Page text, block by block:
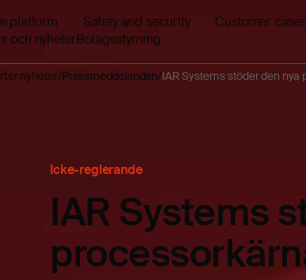
platform Safety and security Customer
och nyheterBolagsstyrning
nyheter Pressmeddelanden IAR Systems stöder den nya
Icke-reglerande
IAR Systems